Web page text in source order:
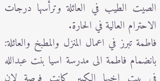
الصيت الطيب في العائلة وترأسها درجات
الاحترام العالية في الحارة.
فاطمة تبرز في اعمال المنزل والمطبخ والعائلة:
بانضمام فاطمة الى مدرسة اسيا بنت عبدالله